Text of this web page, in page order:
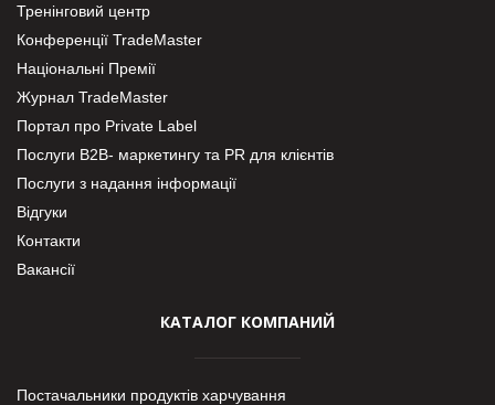
Тренінговий центр
Конференції TradeMaster
Національні Премії
Журнал TradeMaster
Портал про Private Label
Послуги В2В- маркетингу та PR для клієнтів
Послуги з надання інформації
Відгуки
Контакти
Вакансії
КАТАЛОГ КОМПАНИЙ
Постачальники продуктів харчування